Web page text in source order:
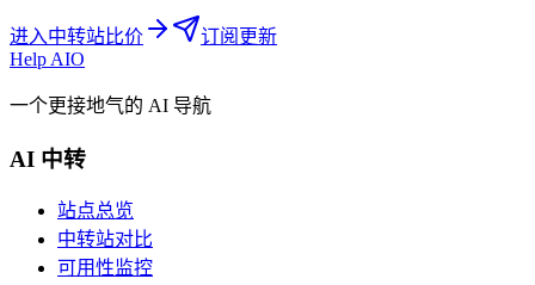
进入中转站比价
订阅更新
Help AIO
一个更接地气的 AI 导航
AI 中转
站点总览
中转站对比
可用性监控